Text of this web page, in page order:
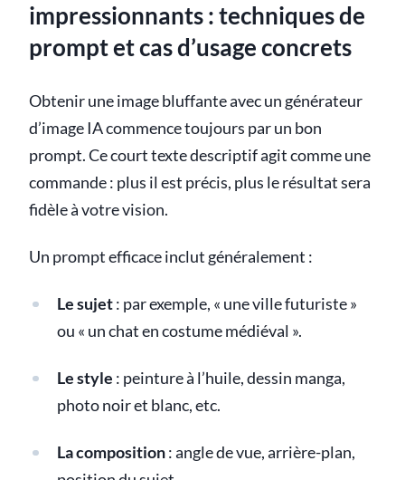
impressionnants : techniques de
prompt et cas d’usage concrets
Obtenir une image bluffante avec un générateur
d’image IA commence toujours par un bon
prompt. Ce court texte descriptif agit comme une
commande : plus il est précis, plus le résultat sera
fidèle à votre vision.
Un prompt efficace inclut généralement :
Le sujet: par exemple, « une ville futuriste »
ou « un chat en costume médiéval ».
Le style : peinture à l’huile, dessin manga,
photo noir et blanc, etc.
La composition: angle de vue, arrière-plan,